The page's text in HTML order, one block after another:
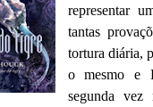
representar
tantas
tortura diária,
o mesmo e
segunda